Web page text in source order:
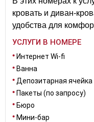
кровать и диван-
удобства для
УСЛУГИ В НОМЕРЕ
Интернет Wi-fi
Ванна
Депозитарная ячейка
Пакеты (по запросу)
Бюро
Мини-бар